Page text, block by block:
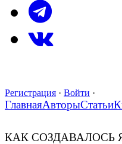
Регистрация · Войти ·
ГлавнаяАвторыСтатьи
КАК СОЗДАВАЛОСЬ